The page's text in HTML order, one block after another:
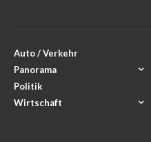
Auto / Verkehr
Panorama
Politik
Wirtschaft